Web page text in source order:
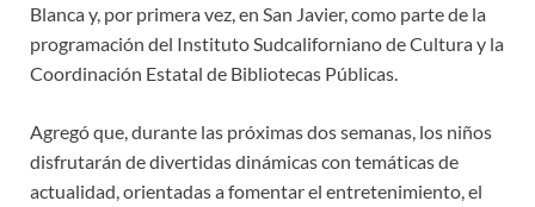
Blanca y, por primera vez, en San Javier, como parte de la
programación del Instituto Sudcaliforniano de Cultura y la
Coordinación Estatal de Bibliotecas Públicas.
Agregó que, durante las próximas dos semanas, los niños
disfrutarán de divertidas dinámicas con temáticas de
actualidad, orientadas a fomentar el entretenimiento, el